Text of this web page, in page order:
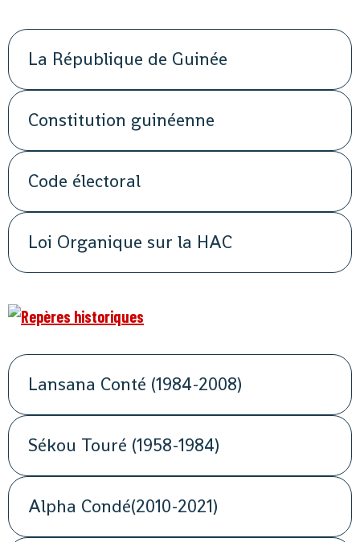
La République de Guinée
Constitution guinéenne
Code électoral
Loi Organique sur la HAC
Lansana Conté (1984-2008)
Sékou Touré (1958-1984)
Alpha Condé(2010-2021)